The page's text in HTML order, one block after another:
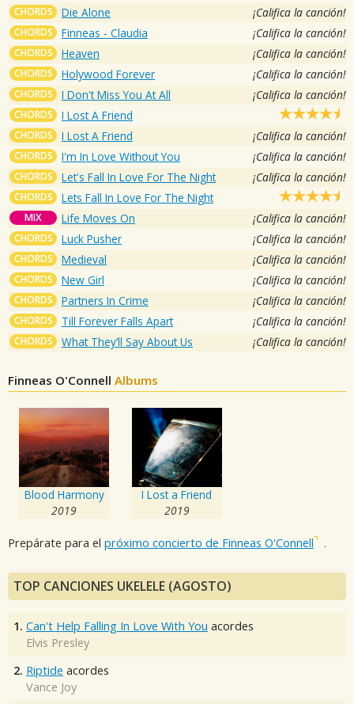
CHORDS Die Alone ¡Califica la canción!
CHORDS Finneas - Claudia ¡Califica la canción!
CHORDS Heaven ¡Califica la canción!
CHORDS Holywood Forever ¡Califica la canción!
CHORDS I Don't Miss You At All ¡Califica la canción!
CHORDS I Lost A Friend
CHORDS I Lost A Friend ¡Califica la canción!
CHORDS I'm In Love Without You ¡Califica la canción!
CHORDS Let's Fall In Love For The Night ¡Califica la canción!
CHORDS Lets Fall In Love For The Night
MIX Life Moves On ¡Califica la canción!
CHORDS Luck Pusher ¡Califica la canción!
CHORDS Medieval ¡Califica la canción!
CHORDS New Girl ¡Califica la canción!
CHORDS Partners In Crime ¡Califica la canción!
CHORDS Till Forever Falls Apart ¡Califica la canción!
CHORDS What They’ll Say About Us ¡Califica la canción!
Finneas O'Connell Albums
Blood Harmony
2019
I Lost a Friend
2019
Prepárate para el próximo concierto de Finneas O'Connell .
TOP CANCIONES UKELELE (AGOSTO)
1. Can't Help Falling In Love With You acordes
Elvis Presley
2. Riptide acordes
Vance Joy